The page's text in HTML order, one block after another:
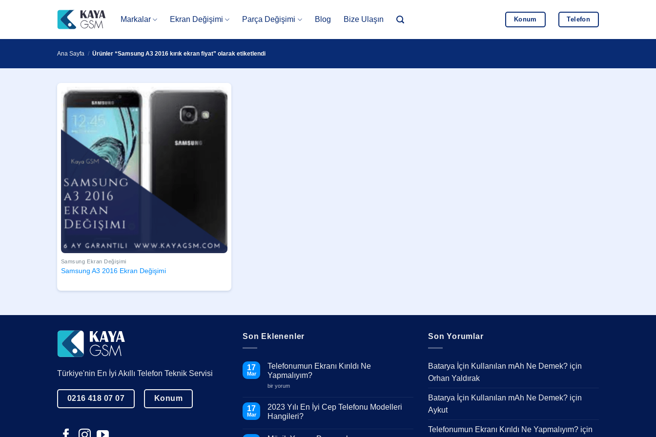
Markalar Ekran Değişimi Parça Değişimi Blog Bize Ulaşın Konum Telefon
Ana Sayfa / Ürünler “Samsung A3 2016 kırık ekran fiyat” olarak etiketlendi
Samsung Ekran Değişimi
Samsung A3 2016 Ekran Değişimi
Türkiye'nin En İyi Akıllı Telefon Teknik Servisi
0216 418 07 07 Konum
Son Eklenenler
17
Mar
Telefonumun Ekranı Kırıldı Ne
Yapmalıyım?
Telefonumun
Ne
Yapmalıyım?
için
bir yorum
17
Mar
2023 Yılı En İyi Cep Telefonu Modelleri
Hangileri?
Son Yorumlar
Batarya İçin Kullanılan mAh Ne Demek? için
Orhan Yaldırak
Batarya İçin Kullanılan mAh Ne Demek? için
Aykut
Telefonumun Ekranı Kırıldı Ne Yapmalıyım? için